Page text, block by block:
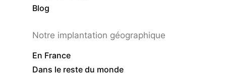
Blog
Notre implantation géographique
En France
Dans le reste du monde